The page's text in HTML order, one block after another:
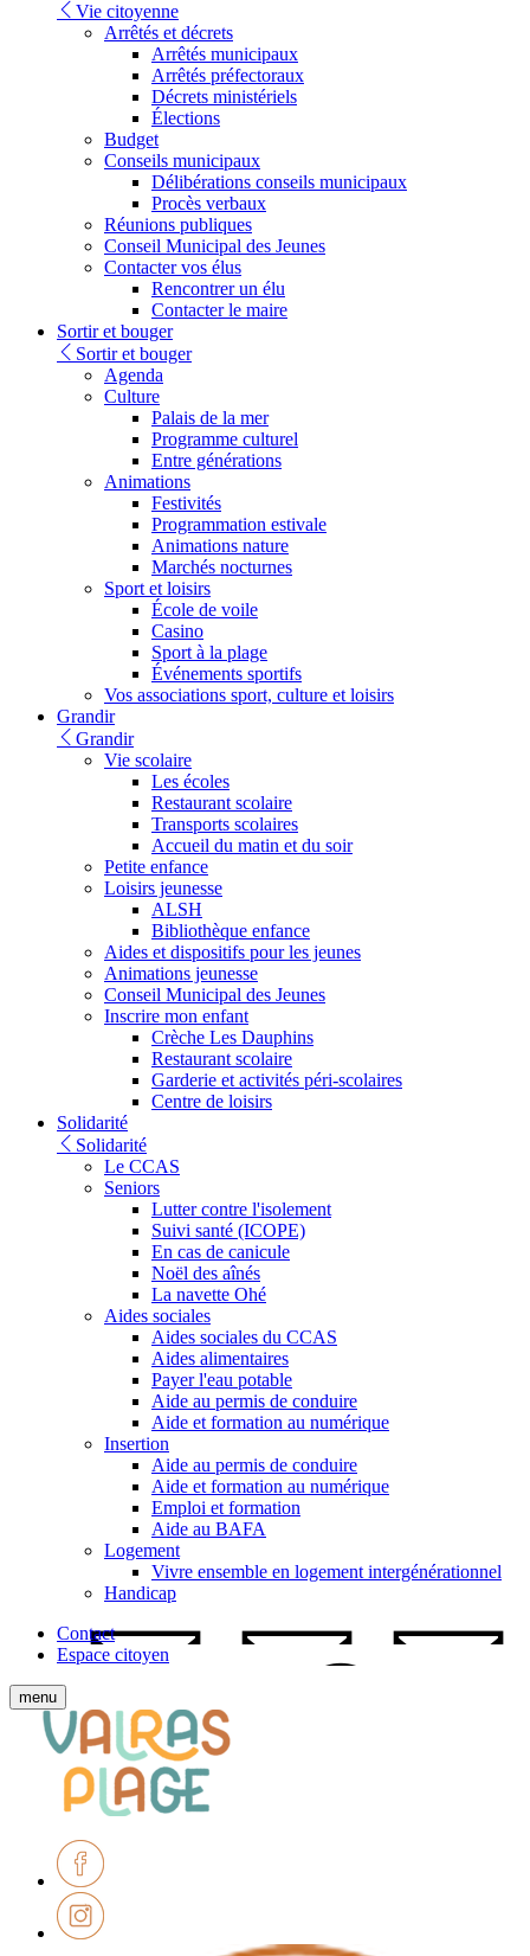
Vie citoyenne
Arrêtés et décrets
Arrêtés municipaux
Arrêtés préfectoraux
Décrets ministériels
Élections
Budget
Conseils municipaux
Délibérations conseils municipaux
Procès verbaux
Réunions publiques
Conseil Municipal des Jeunes
Contacter vos élus
Rencontrer un élu
Contacter le maire
Sortir et bouger
Sortir et bouger
Agenda
Culture
Palais de la mer
Programme culturel
Entre générations
Animations
Festivités
Programmation estivale
Animations nature
Marchés nocturnes
Sport et loisirs
École de voile
Casino
Sport à la plage
Événements sportifs
Vos associations sport, culture et loisirs
Grandir
Grandir
Vie scolaire
Les écoles
Restaurant scolaire
Transports scolaires
Accueil du matin et du soir
Petite enfance
Loisirs jeunesse
ALSH
Bibliothèque enfance
Aides et dispositifs pour les jeunes
Animations jeunesse
Conseil Municipal des Jeunes
Inscrire mon enfant
Crèche Les Dauphins
Restaurant scolaire
Garderie et activités péri-scolaires
Centre de loisirs
Solidarité
Solidarité
Le CCAS
Seniors
Lutter contre l'isolement
Suivi santé (ICOPE)
En cas de canicule
Noël des aînés
La navette Ohé
Aides sociales
Aides sociales du CCAS
Aides alimentaires
Payer l'eau potable
Aide au permis de conduire
Aide et formation au numérique
Insertion
Aide au permis de conduire
Aide et formation au numérique
Emploi et formation
Aide au BAFA
Logement
Vivre ensemble en logement intergénérationnel
Handicap
Contact
Espace citoyen
Afficher
le
menu
mobile
menu